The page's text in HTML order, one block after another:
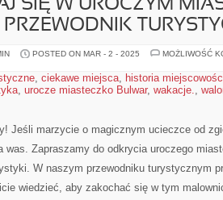
SIĘ W UROCZYM
PRZEWODNIK
POSTED ON MAR - 2 - 2025
MOŻLIWOŚĆ
, ciekawe miejsca, historia
, urocze miasteczko Bulwar, wakacje.,
Jeśli marzycie⁤ o magicznym ucieczce od
‍was. Zapraszamy do odkrycia uroczego
‌W naszym przewodniku turystycznym
⁢wiedzieć, aby zakochać‍ się ‌w tym